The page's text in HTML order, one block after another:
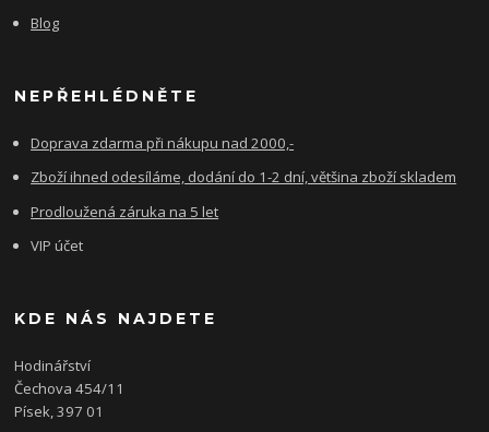
Blog
NEPŘEHLÉDNĚTE
Doprava zdarma při nákupu nad 2000,-
Zboží ihned odesíláme, dodání do 1-2 dní, většina zboží skladem
Prodloužená záruka na 5 let
VIP účet
KDE NÁS NAJDETE
Hodinářství
Čechova 454/11
Písek, 397 01